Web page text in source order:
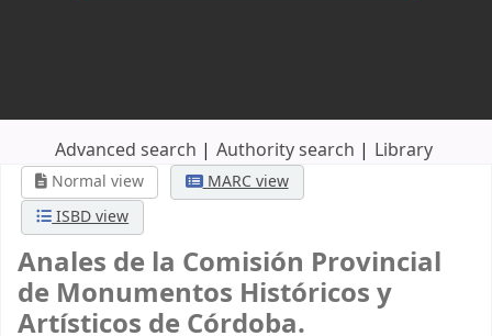
Advanced search Authority search Library
Normal view
MARC view
ISBD view
Anales de la Comisión Provincial
de Monumentos Históricos y
Artísticos de Córdoba.